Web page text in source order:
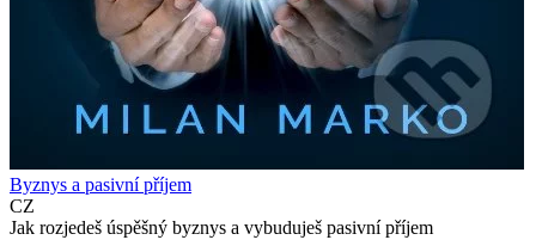
Byznys a pasivní příjem
CZ
Jak rozjedeš úspěšný byznys a vybuduješ pasivní příjem